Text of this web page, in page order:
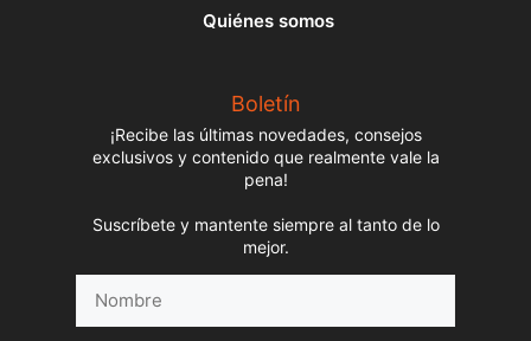
Quiénes somos
Boletín
¡Recibe las últimas novedades, consejos
exclusivos y contenido que realmente vale la
pena!
Suscríbete y mantente siempre al tanto de lo
mejor.